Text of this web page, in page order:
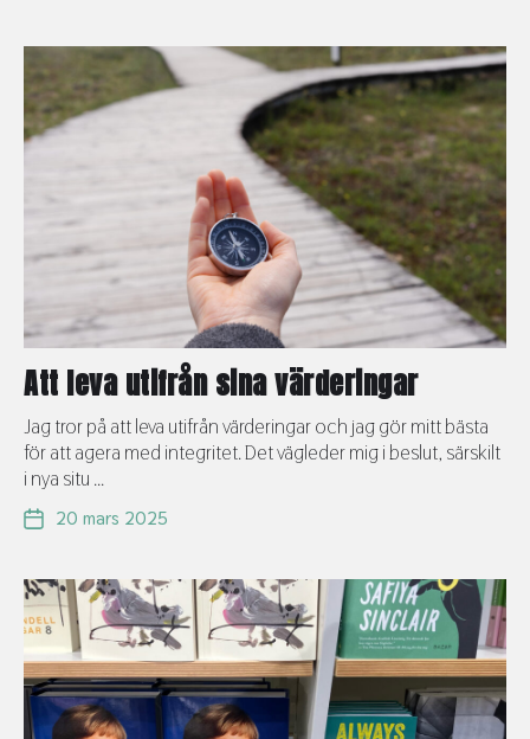
Att leva utifrån sina värderingar
Jag tror på att leva utifrån värderingar och jag gör mitt bästa
för att agera med integritet. Det vägleder mig i beslut, särskilt
i nya situ ...
20 mars 2025